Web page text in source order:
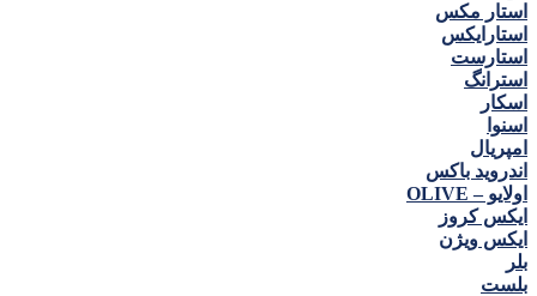
استار مکس
استارایکس
استارست
استرانگ
اسکار
اسنوا
امپریال
اندروید باکس
اولایو – OLIVE
ایکس کروز
ایکس ویژن
بلر
بلست